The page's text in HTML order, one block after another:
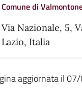
Comune di
Via Nazionale, 5,
Lazio, Italia
aggiornata il